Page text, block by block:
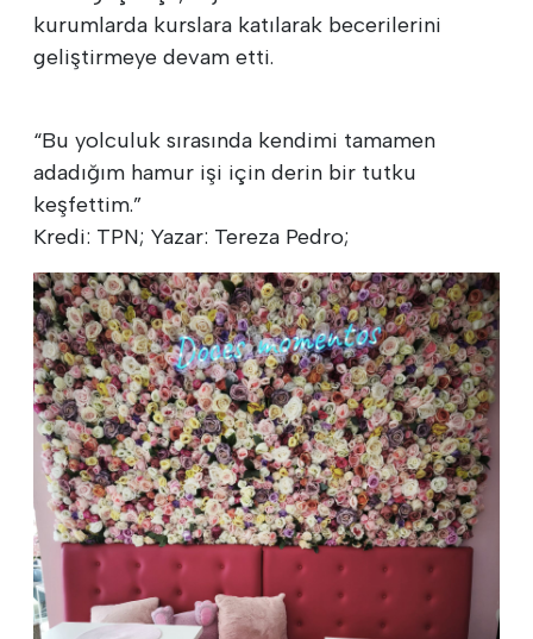
kurumlarda kurslara katılarak becerilerini
geliştirmeye devam etti.
“Bu yolculuk sırasında kendimi tamamen
adadığım hamur işi için derin bir tutku
keşfettim.”
Kredi: TPN; Yazar: Tereza Pedro;